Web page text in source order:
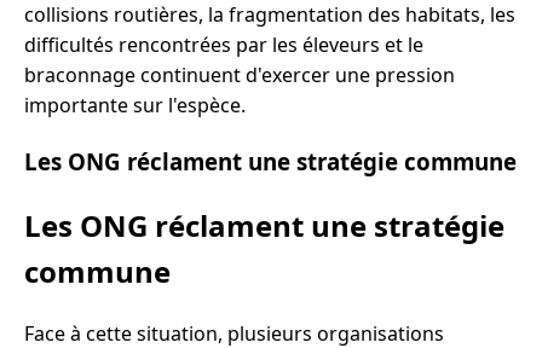
collisions routières, la fragmentation des habitats, les
difficultés rencontrées par les éleveurs et le
braconnage continuent d'exercer une pression
importante sur l'espèce.
Les ONG réclament une stratégie commune
Les ONG réclament une stratégie
commune
Face à cette situation, plusieurs organisations